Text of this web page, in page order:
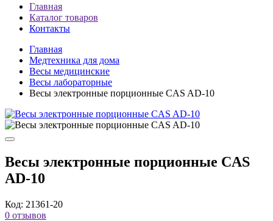
Главная
Каталог товаров
Контакты
Главная
Медтехника для дома
Весы медицинские
Весы лабораторные
Весы электронные порционные CAS AD-10
Весы электронные порционные CAS
AD-10
Код: 21361-20
0 отзывов